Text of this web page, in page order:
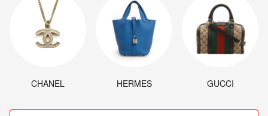
CHANEL HERMES GUCCI